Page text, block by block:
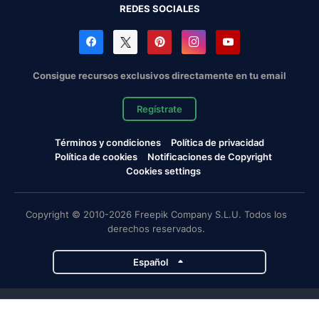
REDES SOCIALES
Consigue recursos exclusivos directamente en tu email
Regístrate
Términos y condiciones
Política de privacidad
Política de cookies
Notificaciones de Copyright
Cookies settings
Copyright © 2010-2026 Freepik Company S.L.U. Todos los
derechos reservados.
Español